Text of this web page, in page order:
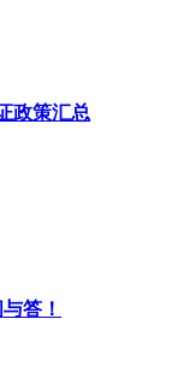
政策汇总
答！